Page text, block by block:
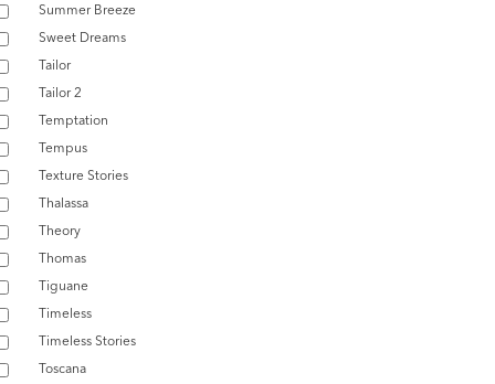
Summer Breeze
Sweet Dreams
Tailor
Tailor 2
Temptation
Tempus
Texture Stories
Thalassa
Theory
Thomas
Tiguane
Timeless
Timeless Stories
Toscana